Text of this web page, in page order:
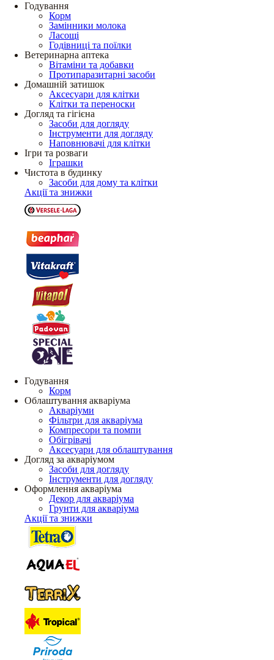
Годування
Корм
Замінники молока
Ласощі
Годівниці та поїлки
Ветеринарна аптека
Вітаміни та добавки
Протипаразитарні засоби
Домашній затишок
Аксесуари для клітки
Клітки та переноски
Догляд та гігієна
Засоби для догляду
Інструменти для догляду
Наповнювачі для клітки
Ігри та розваги
Іграшки
Чистота в будинку
Засоби для дому та клітки
Акції та знижки
Годування
Корм
Облаштування акваріума
Акваріуми
Фільтри для акваріума
Компресори та помпи
Обігрівачі
Аксесуари для облаштування
Догляд за акваріумом
Засоби для догляду
Інструменти для догляду
Оформлення акваріума
Декор для акваріума
Грунти для акваріума
Акції та знижки